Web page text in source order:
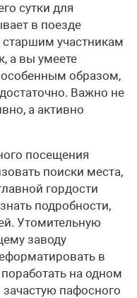
сутки для
в поезде
участникам
а вы умеете
образом,
Важно не
а активно
посещения
поиски места,
гордости
подробности,
Утомительную
заводу
в
на одном
зачастую пафосного